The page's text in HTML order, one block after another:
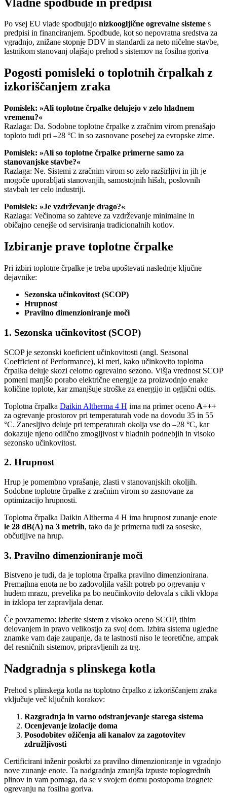
Po vsej EU vlade spodbujajo nizkoogljične ogrevalne sisteme s
predpisi in financiranjem. Spodbude, kot so nepovratna sredstva za
vgradnjo, znižane stopnje DDV in standardi za neto ničelne stavbe,
lastnikom stanovanj olajšajo prehod s sistemov na fosilna goriva
Pogosti pomisleki o toplotnih črpalkah z
izkoriščanjem zraka
Pomislek: »Ali toplotne črpalke delujejo v zelo hladnem
vremenu?«
Razlaga: Da. Sodobne toplotne črpalke z zračnim virom prenašajo
toploto tudi pri –28 °C in so zasnovane posebej za evropske zime.
Pomislek: »Ali so toplotne črpalke primerne samo za
stanovanjske stavbe?«
Razlaga: Ne. Sistemi z zračnim virom so zelo razširljivi in jih je
mogoče uporabljati stanovanjih, samostojnih hišah, poslovnih
stavbah ter celo industriji.
Pomislek: »Je vzdrževanje drago?«
Razlaga: Večinoma so zahteve za vzdrževanje minimalne in
običajno cenejše od servisiranja tradicionalnih kotlov.
Izbiranje prave toplotne črpalke
Pri izbiri toplotne črpalke je treba upoštevati naslednje ključne
dejavnike:
Sezonska učinkovitost (SCOP)
Hrupnost
Pravilno dimenzioniranje moči
1. Sezonska učinkovitost (SCOP)
SCOP je sezonski koeficient učinkovitosti (angl. Seasonal
Coefficient of Performance), ki meri, kako učinkovito toplotna
črpalka deluje skozi celotno ogrevalno sezono. Višja vrednost SCOP
pomeni manjšo porabo električne energije za proizvodnjo enake
količine toplote, kar zmanjšuje stroške za energijo in ogljični odtis.
Toplotna črpalka Daikin Altherma 4 H ima na primer oceno A+++
za ogrevanje prostorov pri temperaturah vode na dovodu 35 in 55
°C. Zanesljivo deluje pri temperaturah okolja vse do –28 °C, kar
dokazuje njeno odlično zmogljivost v hladnih podnebjih in visoko
sezonsko učinkovitost.
2. Hrupnost
Hrup je pomembno vprašanje, zlasti v stanovanjskih okoljih.
Sodobne toplotne črpalke z zračnim virom so zasnovane za
optimizacijo hrupnosti.
Toplotna črpalka Daikin Altherma 4 H ima hrupnost zunanje enote
le 28 dB(A) na 3 metrih, tako da je primerna tudi za soseske,
občutljive na hrup.
3. Pravilno dimenzioniranje moči
Bistveno je tudi, da je toplotna črpalka pravilno dimenzionirana.
Premajhna enota ne bo zadovoljila vaših potreb po ogrevanju v
hudem mrazu, prevelika pa bo neučinkovito delovala s cikli vklopa
in izklopa ter zapravljala denar.
Če povzamemo: izberite sistem z visoko oceno SCOP, tihim
delovanjem in pravo velikostjo za svoj dom. Izbira sistema ugledne
znamke vam daje zaupanje, da te lastnosti niso le teoretične, ampak
del resničnih sistemov, pripravljenih za trg.
Nadgradnja s plinskega kotla
Prehod s plinskega kotla na toplotno črpalko z izkoriščanjem zraka
vključuje več ključnih korakov:
Razgradnja in varno odstranjevanje starega sistema
Ocenjevanje izolacije doma
Posodobitev ožičenja ali kanalov za zagotovitev
združljivosti
Certificirani inženir poskrbi za pravilno dimenzioniranje in vgradnjo
nove zunanje enote. Ta nadgradnja zmanjša izpuste toplogrednih
plinov in vam pomaga, da se v svojem domu postopoma izognete
ogrevanju na fosilna goriva.